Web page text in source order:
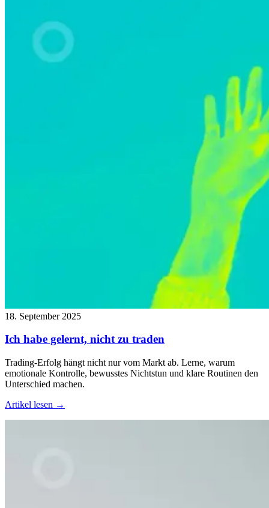
18. September 2025
Ich habe gelernt, nicht zu traden
Trading-Erfolg hängt nicht nur vom Markt ab. Lerne, warum
emotionale Kontrolle, bewusstes Nichtstun und klare Routinen den
Unterschied machen.
Artikel lesen →